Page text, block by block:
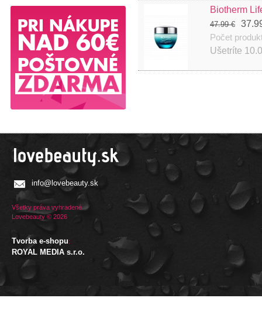
Biotherm
47.99 €
Počet
Ušetríte
info@lovebeauty.sk
Všetky práva vyhradené.
Lovebeauty © 2026
Tvorba e-shopu:
ROYAL MEDIA s.r.o.